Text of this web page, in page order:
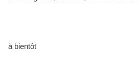
à bientôt